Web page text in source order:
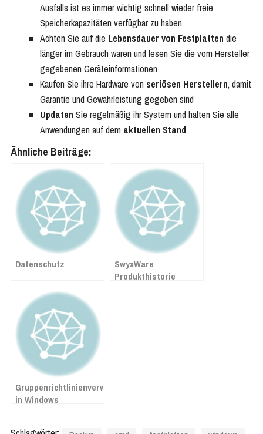
Ausfalls ist es immer wichtig schnell wieder freie
Speicherkapazitäten verfügbar zu haben
Achten Sie auf die Lebensdauer von Festplatten die
länger im Gebrauch waren und lesen Sie die vom Hersteller
gegebenen Geräteinformationen
Kaufen Sie ihre Hardware von seriösen Herstellern, damit
Garantie und Gewährleistung gegeben sind
Updaten Sie regelmäßig ihr System und halten Sie alle
Anwendungen auf dem aktuellen Stand
Ähnliche Beiträge:
Datenschutz
SwyxWare
Produkthistorie
Gruppenrichtlinienverwaltung
in Windows